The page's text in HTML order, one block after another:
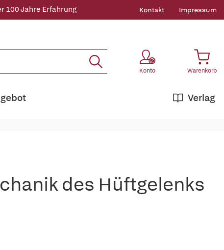
100 Jahre Erfahrung Kontakt Impressum
Konto Warenkorb
Verlag
des Hüftgelenks